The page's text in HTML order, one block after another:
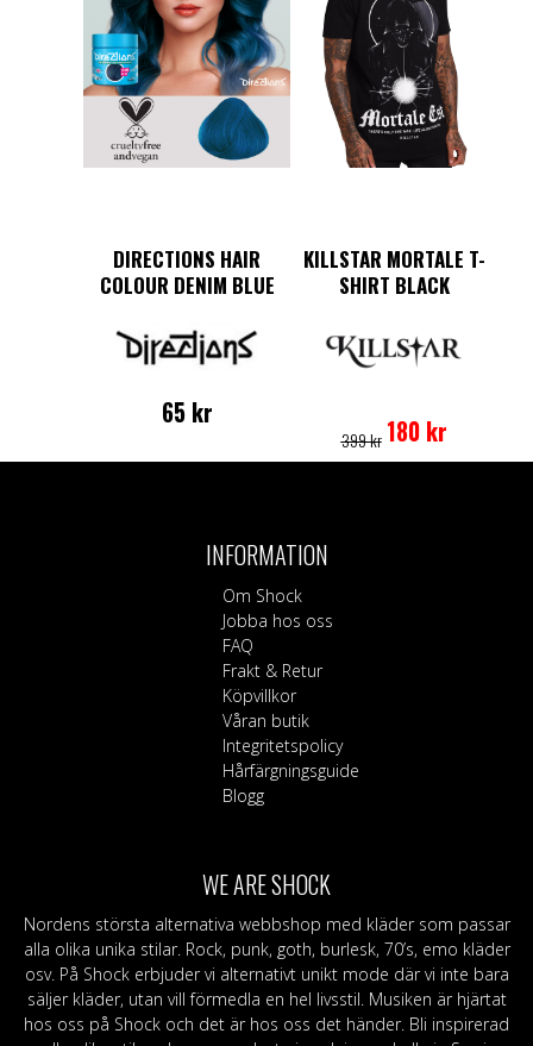
DIRECTIONS HAIR
COLOUR DENIM BLUE
65 kr
KILLSTAR MORTALE T-
SHIRT BLACK
399kr priset
var:
180 kr
är:
har
INFORMATION
Om Shock
Jobba hos oss
FAQ
Frakt & Retur
Köpvillkor
Våran butik
Integritetspolicy
Hårfärgningsguide
Blogg
WE ARE SHOCK
Nordens största alternativa webbshop med kläder som passar
alla olika unika stilar. Rock, punk, goth, burlesk, 70’s, emo kläder
osv. På Shock erbjuder vi alternativt unikt mode där vi inte bara
säljer kläder, utan vill förmedla en hel livsstil. Musiken är hjärtat
hos oss på Shock och det är hos oss det händer. Bli inspirerad